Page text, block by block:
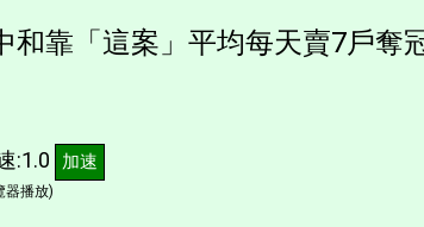
和靠「這案」平均每天賣7戶奪
:1.0 加速
器播放)